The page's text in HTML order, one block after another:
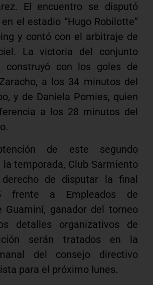
El encuentro se disputó
el estadio “Hugo Robilotte”
y contó con el arbitraje de
La victoria del conjunto
construyó con los goles de
a los 34 minutos del
y de Daniela Pomies, quien
a los 28 minutos del
de este segundo
temporada, Club Sarmiento
de disputar la final
frente a Empleados de
Guaminí, ganador del torneo
detalles organizativos de
serán tratados en la
del consejo directivo
para el próximo lunes.